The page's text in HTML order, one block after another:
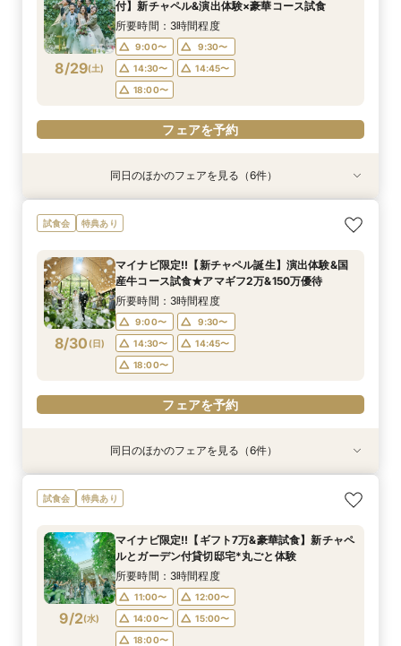
8/28(金)
14:00〜
15:00〜
18:00〜
フェアを予約
8/28(金)
14:00〜
15:00〜
18:00〜
フェアを予約
8/28(金)
14:00〜
15:00〜
18:00〜
フェアを予約
8/28(金)
16:00〜
17:30〜
フェアを予約
8/28(金)
14:00〜
15:00〜
18:00〜
フェアを予約
8/28(金)
14:00〜
15:00〜
18:00〜
フェアを予約
8/29(土)
付】新チャペル&演出体験×豪華コース試食
所要時間：3時間程度
9:00〜
9:30〜
14:30〜
14:45〜
18:00〜
フェアを予約
特典あり 動画あり
8/29(土)
ギフト7万付【初めての見学に】全館ALL体験*見
積相談＆絶品試食
9:00〜
9:30〜
14:30〜
14:45〜
18:00〜
フェアを予約
特典あり
8/29(土)
即決ナシ★予算のリアル大公開！本番コーデ×ミ
シュラン試食体験
9:00〜
9:30〜
14:30〜
14:45〜
18:00〜
フェアを予約
特典あり
8/29(土)
【2件目以降の見学OK】貸切Wフル体験×豪華試
食×お見積り比較
9:00〜
9:30〜
14:30〜
14:45〜
18:00〜
フェアを予約
特典あり
8/29(土)
【10名から全館貸切OK】ミシュラン試食付*少
人数婚ALL体験
9:00〜
9:30〜
14:30〜
14:45〜
18:00〜
フェアを予約
特典あり
8/29(土)
7万GIFT付【料理重視必見】豪華ミシュラン試食
×貸切邸宅W体験
9:00〜
9:30〜
14:30〜
14:45〜
18:00〜
フェアを予約
8/29(土)
【お気軽◎オンライン相談会】スマホで簡単！豪
華10大特典付き
10:30〜
12:00〜
15:30〜
17:00〜
フェアを予約
同日のほかのフェアを見る（6件）
試食会 特典あり
8/30 (日)
マイナビ限定!!【新チャペル誕生】演出体験&国
産牛コース試食★アマギフ2万&150万優待
所要時間：3時間程度
9:00〜
9:30〜
14:30〜
14:45〜
18:00〜
フェアを予約
特典あり
8/30(日)
ギフト7万付【初めての見学に】全館ALL体験*見
積相談＆絶品試食
9:00〜
9:30〜
14:30〜
14:45〜
18:00〜
フェアを予約
特典あり
8/30(日)
即決ナシ★予算のリアル大公開！本番コーデ×ミ
シュラン試食体験
9:00〜
9:30〜
14:30〜
14:45〜
18:00〜
フェアを予約
特典あり
8/30(日)
【2件目以降の見学OK】貸切Wフル体験×豪華試
食×お見積り比較
9:00〜
9:30〜
14:30〜
14:45〜
18:00〜
フェアを予約
特典あり
8/30(日)
7万GIFT付【料理重視必見】豪華ミシュラン試食
×貸切邸宅W体験
9:00〜
9:30〜
14:30〜
14:45〜
18:00〜
フェアを予約
特典あり
8/30(日)
【10名から全館貸切OK】ミシュラン試食付*少
人数婚ALL体験
9:00〜
9:30〜
14:30〜
14:45〜
18:00〜
フェアを予約
8/30(日)
【お気軽◎オンライン相談会】スマホで簡単！豪
華10大特典付き
10:30〜
12:00〜
15:30〜
17:00〜
フェアを予約
同日のほかのフェアを見る（6件）
試食会 特典あり
9/2(水)
マイナビ限定!!【ギフト7万&豪華試食】新チャペ
ルとガーデン付貸切邸宅*丸ごと体験
所要時間：3時間程度
11:00〜
12:00〜
14:00〜
15:00〜
18:00〜